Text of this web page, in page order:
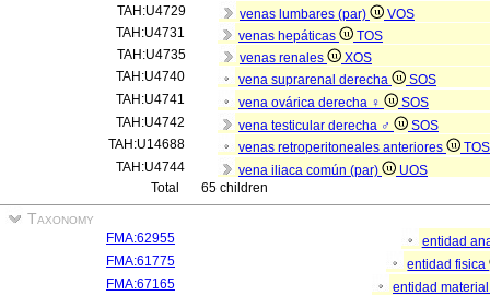
TAH:U4729
venas lumbares (par)
VOS
TAH:U4731
venas hepáticas
TOS
TAH:U4735
venas renales
XOS
TAH:U4740
vena suprarenal derecha
SOS
TAH:U4741
vena ovárica derecha ♀
SOS
TAH:U4742
vena testicular derecha ♂
SOS
TAH:U14688
venas retroperitoneales anteriores
TOS
TAH:U4744
vena iliaca común (par)
UOS
Total
65 children
Taxonomy
FMA:62955
entidad
FMA:61775
entidad fisica
FMA:67165
entidad